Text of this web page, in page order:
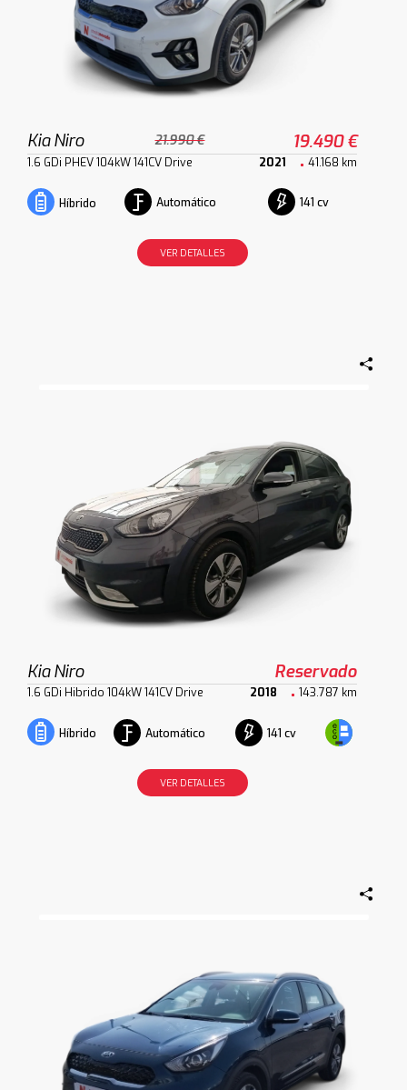
Kia Niro 21.990 € 19.490 €
1.6 GDi PHEV 104kW 141CV Drive 2021 41.168 km
Híbrido Automático 141 cv
VER DETALLES
Kia Niro Reservado
1.6 GDi Hibrido 104kW 141CV Drive 2018 143.787 km
Híbrido Automático 141 cv
VER DETALLES